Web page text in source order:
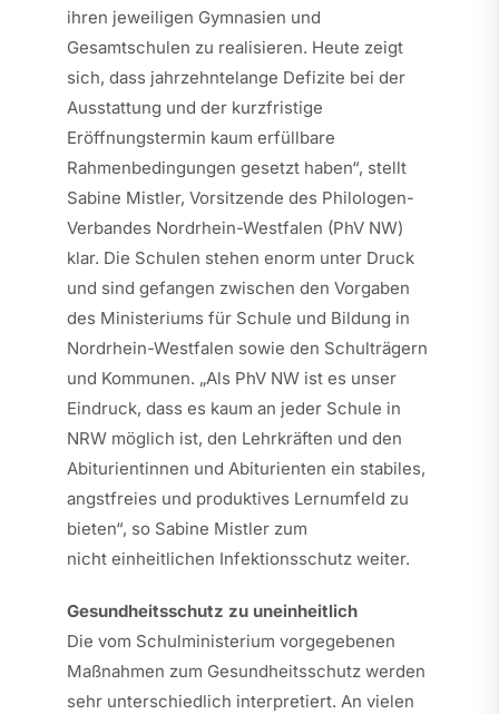
ihren jeweiligen Gymnasien und
Gesamtschulen zu realisieren. Heute zeigt
sich, dass jahrzehntelange Defizite bei der
Ausstattung und der kurzfristige
Eröffnungstermin kaum erfüllbare
Rahmenbedingungen gesetzt haben“, stellt
Sabine Mistler, Vorsitzende des Philologen-
Verbandes Nordrhein-Westfalen (PhV NW)
klar. Die Schulen stehen enorm unter Druck
und sind gefangen zwischen den Vorgaben
des Ministeriums für Schule und Bildung in
Nordrhein-Westfalen sowie den Schulträgern
und Kommunen. „Als PhV NW ist es unser
Eindruck, dass es kaum an jeder Schule in
NRW möglich ist, den Lehrkräften und den
Abiturientinnen und Abiturienten ein stabiles,
angstfreies und produktives Lernumfeld zu
bieten“, so Sabine Mistler zum
nicht einheitlichen Infektionsschutz weiter.
Gesundheitsschutz zu uneinheitlich
Die vom Schulministerium vorgegebenen
Maßnahmen zum Gesundheitsschutz werden
sehr unterschiedlich interpretiert. An vielen